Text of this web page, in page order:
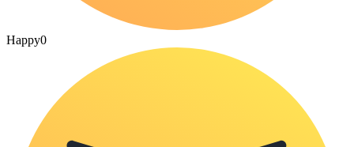
Happy0